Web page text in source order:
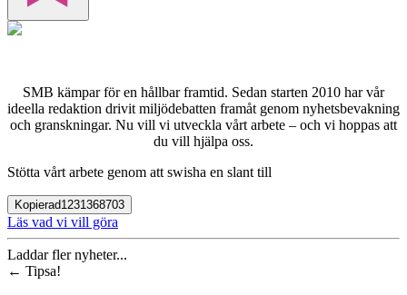
SMB kämpar för en hållbar framtid. Sedan starten 2010 har vår
ideella redaktion drivit miljödebatten framåt genom nyhetsbevakning
och granskningar. Nu vill vi utveckla vårt arbete – och vi hoppas att
du vill hjälpa oss.
Stötta vårt arbete genom att swisha en slant till
Kopierad1231368703
Läs vad vi vill göra
Laddar fler nyheter...
← Tipsa!